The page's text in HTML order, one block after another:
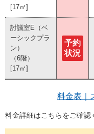
[17㎡]
討議室E（ベ
ーシックプラ
ン）
（6階）
[17㎡]
予約
状況
[17㎡]
討議室E（ベ
ーシックプラ
ン）
（6階）
[17㎡]
予約
状況
料金表｜
料金詳細はこちらをご確認